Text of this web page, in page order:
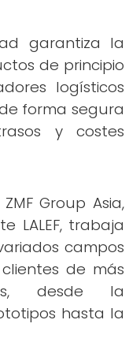
garantiza la
de principio
logísticos
forma segura
y costes
Group Asia,
LALEF, trabaja
campos
de más
desde la
hasta la